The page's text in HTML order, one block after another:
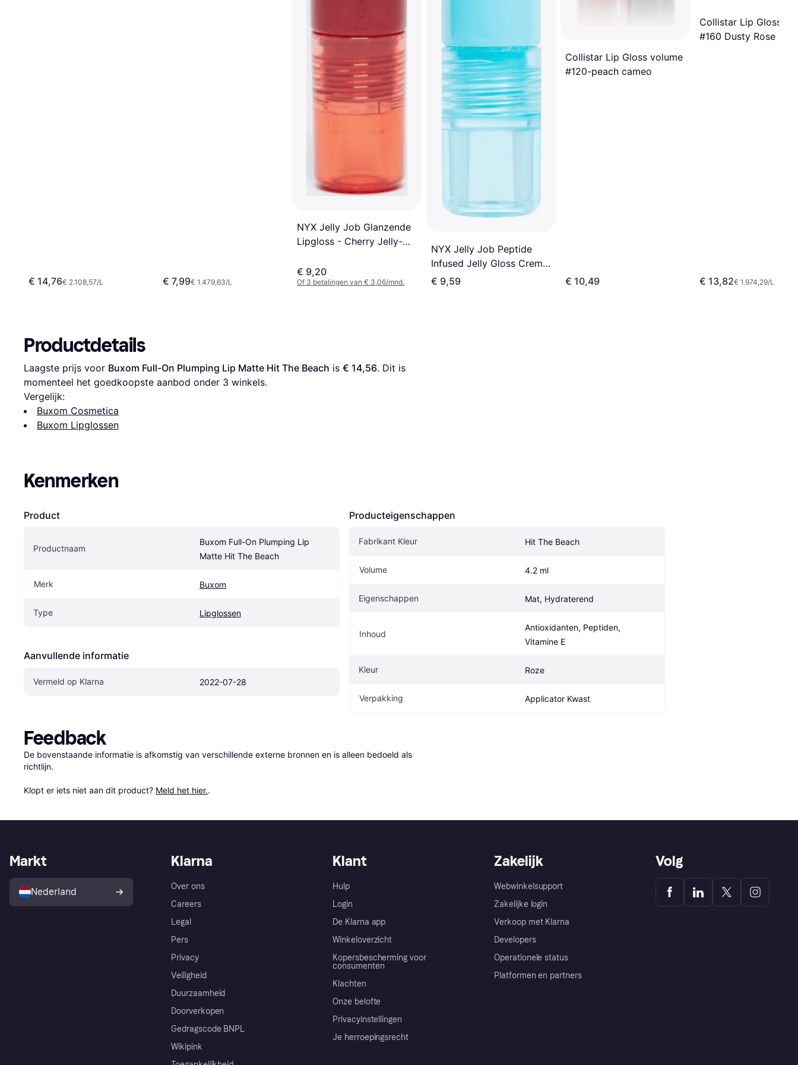
€ 14,76€ 2.108,57/L € 7,99€ 1.479,63/L
NYX Jelly Job Glanzende
Lipgloss - Cherry Jelly-
€ 9,20
Of 3 betalingen van € 3,06/mnd.
NYX Jelly Job Peptide
Infused Jelly Gloss Creme
- Blauw
€ 9,59
Collistar Lip Gloss volume
#120-peach cameo
€ 10,49
Collistar Lip Gloss
#160 Dusty Rose
€ 13,82€ 1.974,29/L
Productdetails
Laagste prijs voor Buxom Full-On Plumping Lip Matte Hit The Beach is € 14,56. Dit is
momenteel het goedkoopste aanbod onder 3 winkels.
Vergelijk:
Buxom Cosmetica
Buxom Lipglossen
Kenmerken
Product
Productnaam
Buxom Full-On Plumping Lip
Matte Hit The Beach
Merk Buxom
Type Lipglossen
Aanvullende informatie
Vermeld op Klarna 2022-07-28
Producteigenschappen
Fabrikant Kleur Hit The Beach
Volume 4.2 ml
Eigenschappen Mat, Hydraterend
Inhoud
Antioxidanten, Peptiden,
Vitamine E
Kleur Roze
Verpakking Applicator Kwast
Feedback
De bovenstaande informatie is afkomstig van verschillende externe bronnen en is alleen bedoeld als
richtlijn.
Klopt er iets niet aan dit product? Meld het hier..
Klarna
Over ons
Careers
Legal
Pers
Privacy
Veiligheid
Duurzaamheid
Doorverkopen
Gedragscode BNPL
Wikipink
Klant
Hulp
Login
De Klarna app
Winkeloverzicht
Kopersbescherming voor
consumenten
Klachten
Onze belofte
Privacyinstellingen
Je herroepingsrecht
Zakelijk
Webwinkelsupport
Zakelijke login
Verkoop met Klarna
Developers
Operationele status
Platformen en partners
Markt
Nederland
Volg